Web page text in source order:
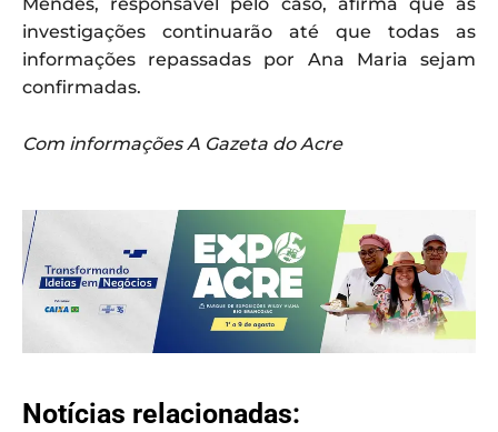
investigações continuarão até que todas as
informações repassadas por Ana Maria sejam
confirmadas.
Com informações A Gazeta do Acre
Notícias relacionadas: